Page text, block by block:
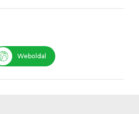
Weboldal